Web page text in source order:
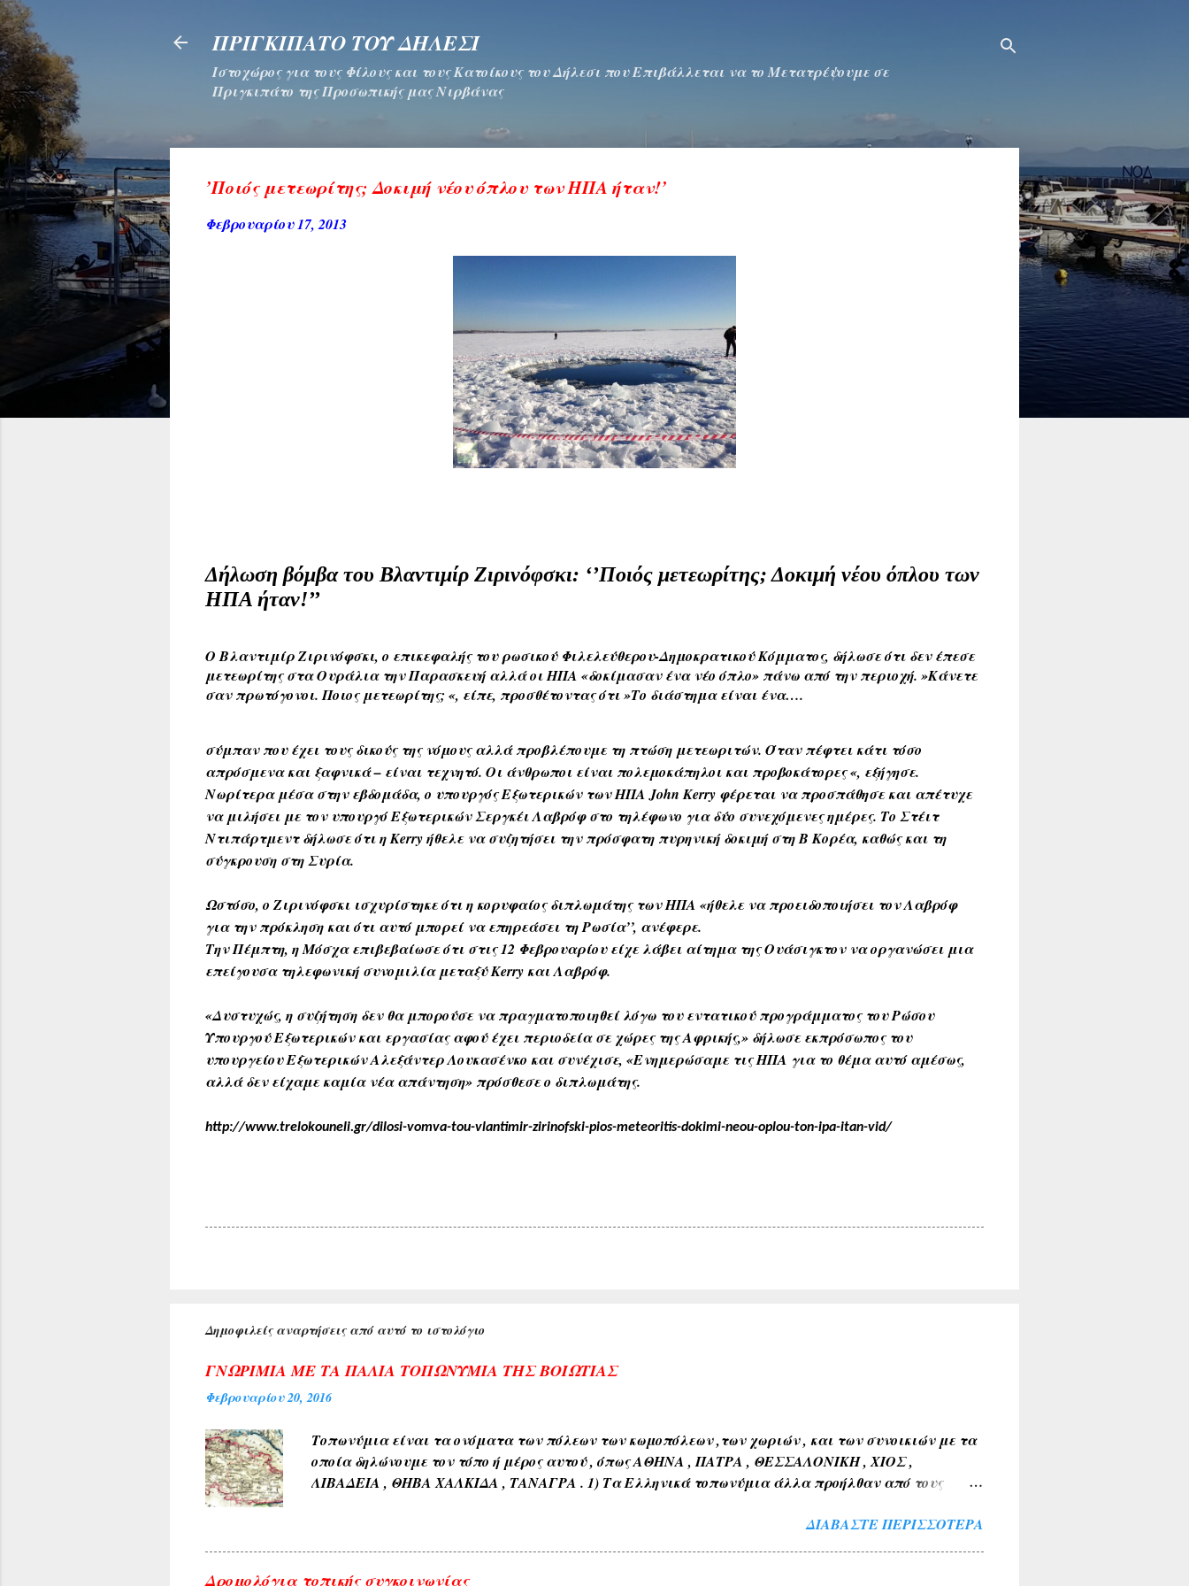
ΠΡΙΓΚΙΠΑΤΟ ΤΟΥ ΔΗΛΕΣΙ
Ιστοχώρος για τους Φίλους και τους Κατοίκους του Δήλεσι που Επιβάλλεται να το Μετατρέψουμε σε
Πριγκιπάτο της Προσωπικής μας Νιρβάνας
’Ποιός μετεωρίτης; Δοκιμή νέου όπλου των ΗΠΑ ήταν!’
Φεβρουαρίου 17, 2013
Δήλωση βόμβα του Βλαντιμίρ Ζιρινόφσκι: ‘’Ποιός μετεωρίτης; Δοκιμή νέου όπλου των
ΗΠΑ ήταν!’’
Ο Βλαντιμίρ Ζιρινόφσκι, ο επικεφαλής του ρωσικού Φιλελεύθερου-Δημοκρατικού Κόμματος, δήλωσε ότι δεν έπεσε
μετεωρίτης στα Ουράλια την Παρασκευή αλλά οι ΗΠΑ «δοκίμασαν ένα νέο όπλο» πάνω από την περιοχή. »Κάνετε
σαν πρωτόγονοι. Ποιος μετεωρίτης; «, είπε, προσθέτοντας ότι »Το διάστημα είναι ένα….
σύμπαν που έχει τους δικούς της νόμους αλλά προβλέπουμε τη πτώση μετεωριτών. Όταν πέφτει κάτι τόσο
απρόσμενα και ξαφνικά – είναι τεχνητό. Οι άνθρωποι είναι πολεμοκάπηλοι και προβοκάτορες «, εξήγησε.
Νωρίτερα μέσα στην εβδομάδα, ο υπουργός Εξωτερικών των ΗΠΑ John Kerry φέρεται να προσπάθησε και απέτυχε
να μιλήσει με τον υπουργό Εξωτερικών Σεργκέι Λαβρόφ στο τηλέφωνο για δύο συνεχόμενες ημέρες. Το Στέιτ
Ντιπάρτμεντ δήλωσε ότι η Kerry ήθελε να συζητήσει την πρόσφατη πυρηνική δοκιμή στη Β Κορέα, καθώς και τη
σύγκρουση στη Συρία.
Ωστόσο, ο Ζιρινόφσκι ισχυρίστηκε ότι η κορυφαίος διπλωμάτης των ΗΠΑ «ήθελε να προειδοποιήσει τον Λαβρόφ
για την πρόκληση και ότι αυτό μπορεί να επηρεάσει τη Ρωσία’’, ανέφερε.
Την Πέμπτη, η Μόσχα επιβεβαίωσε ότι στις 12 Φεβρουαρίου είχε λάβει αίτημα της Ουάσιγκτον να οργανώσει μια
επείγουσα τηλεφωνική συνομιλία μεταξύ Kerry και Λαβρόφ.
«Δυστυχώς, η συζήτηση δεν θα μπορούσε να πραγματοποιηθεί λόγω του εντατικού προγράμματος του Ρώσου
Υπουργού Εξωτερικών και εργασίας αφού έχει περιοδεία σε χώρες της Αφρικής,» δήλωσε εκπρόσωπος του
υπουργείου Εξωτερικών Αλεξάντερ Λουκασένκο και συνέχισε, «Ενημερώσαμε τις ΗΠΑ για το θέμα αυτό αμέσως,
αλλά δεν είχαμε καμία νέα απάντηση» πρόσθεσε ο διπλωμάτης.
http://www.trelokouneli.gr/dilosi-vomva-tou-vlantimir-zirinofski-pios-meteoritis-dokimi-neou-oplou-ton-ipa-itan-vid/
Δημοφιλείς αναρτήσεις από αυτό το ιστολόγιο
ΓΝΩΡΙΜΙΑ ΜΕ ΤΑ ΠΑΛΙΑ ΤΟΠΩΝΥΜΙΑ ΤΗΣ ΒΟΙΩΤΙΑΣ
Φεβρουαρίου 20, 2016
Τοπωνύμια είναι τα ονόματα των πόλεων των κωμοπόλεων ,των χωριών , και των συνοικιών με τα
οποία δηλώνουμε τον τόπο ή μέρος αυτού , όπως ΑΘΗΝΑ , ΠΑΤΡΑ , ΘΕΣΣΑΛΟΝΙΚΗ , ΧΙΟΣ ,
ΛΙΒΑΔΕΙΑ , ΘΗΒΑ ΧΑΛΚΙΔΑ , ΤΑΝΑΓΡΑ . 1) Τα Ελληνικά τοπωνύμια άλλα προήλθαν από τους
φύσεως και διαπλάσεως του εδάφους όπως ( ΚΑΜΠΟΣ , ΜΑΚΡΥΚΑΜΠΟΣ , ΒΑΘΥΛΑΚΟΣ ) . 3) Από το
ΔΙΑΒΆΣΤΕ ΠΕΡΙΣΣΌΤΕΡΑ
Δρομολόγια τοπικής συγκοινωνίας